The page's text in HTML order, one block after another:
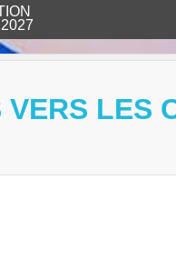
LES